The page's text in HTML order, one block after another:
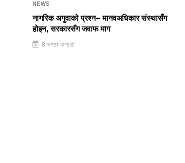
NEWS
नागरिक अगुवाको प्रश्न– मानवअधिकार संस्थासँग
होइन, सरकारसँग जवाफ माग
8 घण्टा अगाडी